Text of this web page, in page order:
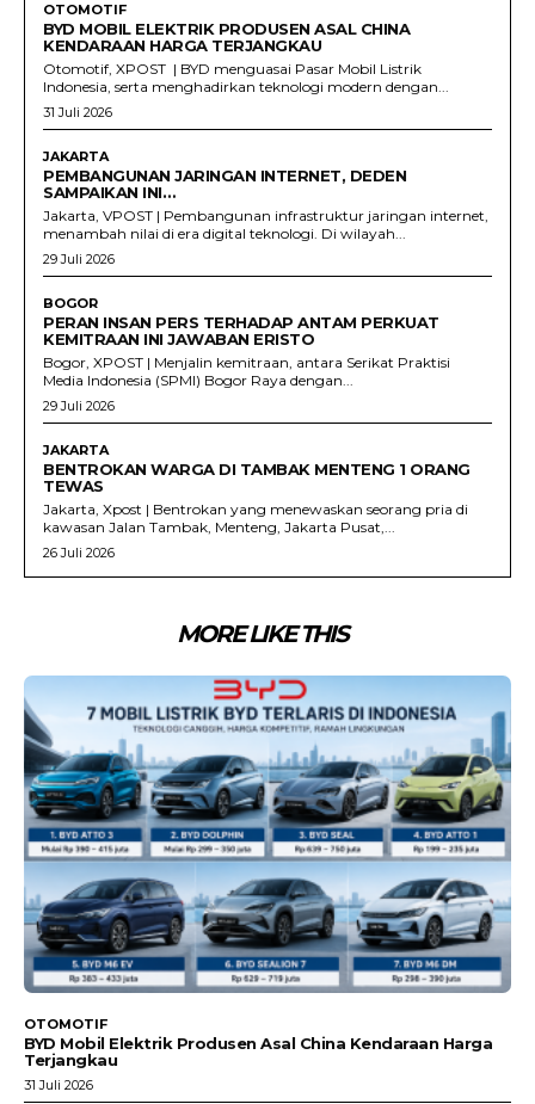
OTOMOTIF
BYD MOBIL ELEKTRIK PRODUSEN ASAL CHINA
KENDARAAN HARGA TERJANGKAU
Otomotif, XPOST | BYD menguasai Pasar Mobil Listrik
Indonesia, serta menghadirkan teknologi modern dengan...
31 Juli 2026
JAKARTA
PEMBANGUNAN JARINGAN INTERNET, DEDEN
SAMPAIKAN INI…
Jakarta, VPOST | Pembangunan infrastruktur jaringan internet,
menambah nilai di era digital teknologi. Di wilayah...
29 Juli 2026
BOGOR
PERAN INSAN PERS TERHADAP ANTAM PERKUAT
KEMITRAAN INI JAWABAN ERISTO
Bogor, XPOST | Menjalin kemitraan, antara Serikat Praktisi
Media Indonesia (SPMI) Bogor Raya dengan...
29 Juli 2026
JAKARTA
BENTROKAN WARGA DI TAMBAK MENTENG 1 ORANG
TEWAS
Jakarta, Xpost | Bentrokan yang menewaskan seorang pria di
kawasan Jalan Tambak, Menteng, Jakarta Pusat,...
26 Juli 2026
MORE LIKE THIS
OTOMOTIF
BYD Mobil Elektrik Produsen Asal China Kendaraan Harga
Terjangkau
31 Juli 2026